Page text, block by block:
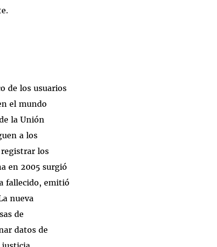
de los usuarios
el mundo
la Unión
a los
los
en 2005 surgió
fallecido, emitió
nueva
de
datos de